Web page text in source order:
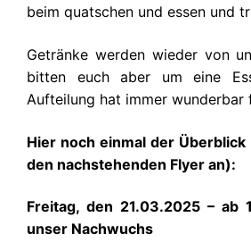
beim quatschen und essen und
Getränke werden wieder von
bitten euch aber um eine
Aufteilung hat immer wunderbar
Hier noch einmal der
den nachstehenden Flyer an):
Freitag, den 21.03.2025 – ab
unser Nachwuchs